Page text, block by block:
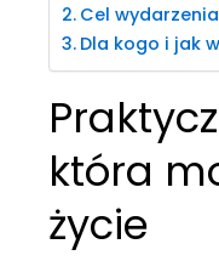
Cel wydarzenia
Dla kogo i jak
która
życie